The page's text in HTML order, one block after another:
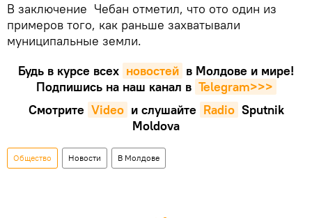
В заключение Чебан отметил, что ото один из
примеров того, как раньше захватывали
муниципальные земли.
Будь в курсе всех новостей в Молдове и мире!
Подпишись на наш канал в Telegram>>>
Смотрите Video и слушайте Radio Sputnik
Moldova
Общество Новости В Молдове